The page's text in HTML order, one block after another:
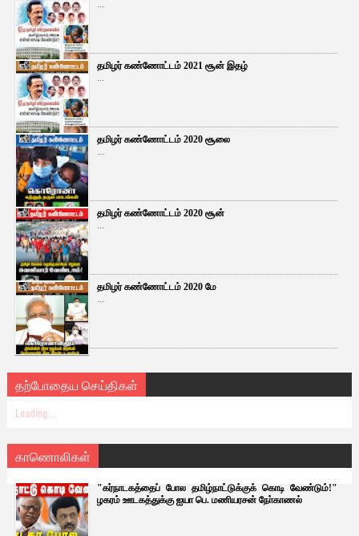
...
தமிழர் கண்ணோட்டம் 2021 சூன் இதழ்
...
தமிழர் கண்ணோட்டம் 2020 சூலை
...
தமிழர் கண்ணோட்டம் 2020 சூன்
...
தமிழர் கண்ணோட்டம் 2020 மே
...
தற்போதைய செய்திகள்
Loading...
காணொலிகள்
"கர்நாடகத்தைப் போல தமிழ்நாட்டுக்குக் கொடி வேண்டும்!"
ழகரம் ஊடகத்துக்கு ஐயா பெ. மணியரசன் நோ்காணல்